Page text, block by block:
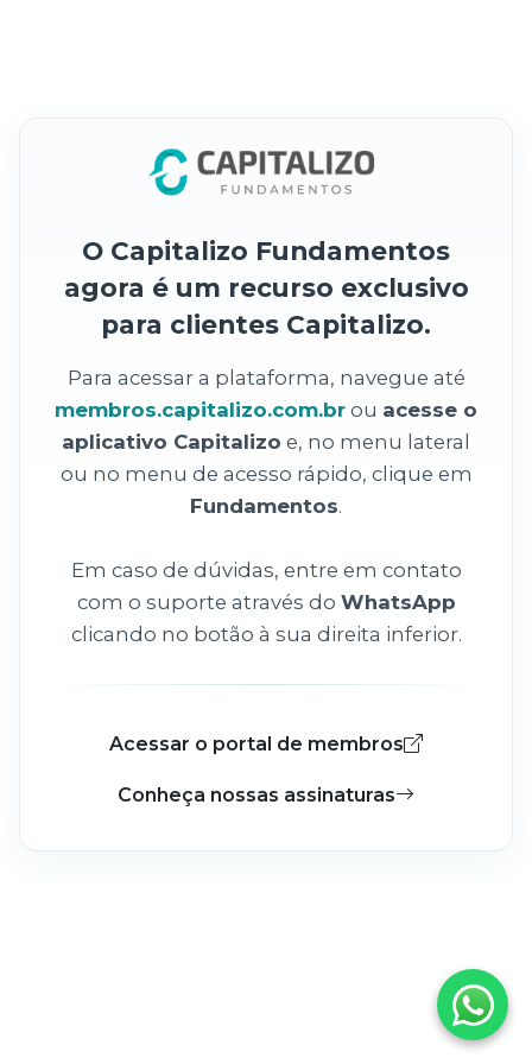
O Capitalizo Fundamentos
agora é um recurso exclusivo
para clientes Capitalizo.
Para acessar a plataforma, navegue até
membros.capitalizo.com.br ou acesse o
aplicativo Capitalizo e, no menu lateral
ou no menu de acesso rápido, clique em
Fundamentos.
Em caso de dúvidas, entre em contato
com o suporte através do WhatsApp
clicando no botão à sua direita inferior.
Acessar o portal de membros
Conheça nossas assinaturas